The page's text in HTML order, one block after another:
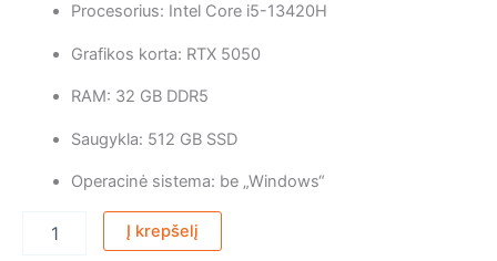
Procesorius: Intel Core i5-13420H
Grafikos korta: RTX 5050
RAM: 32 GB DDR5
Saugykla: 512 GB SSD
Operacinė sistema: be „Windows“
Į krepšelį